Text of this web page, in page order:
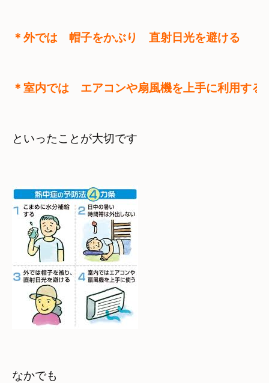
＊室内では　エアコンや扇風機を上手に利用する
といったことが大切です
なかでも